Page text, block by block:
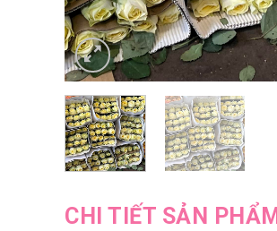
CHI TIẾT SẢN PHẨM